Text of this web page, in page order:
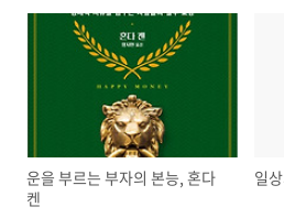
운을 부르는 부자의 본능, 혼다
켄
일